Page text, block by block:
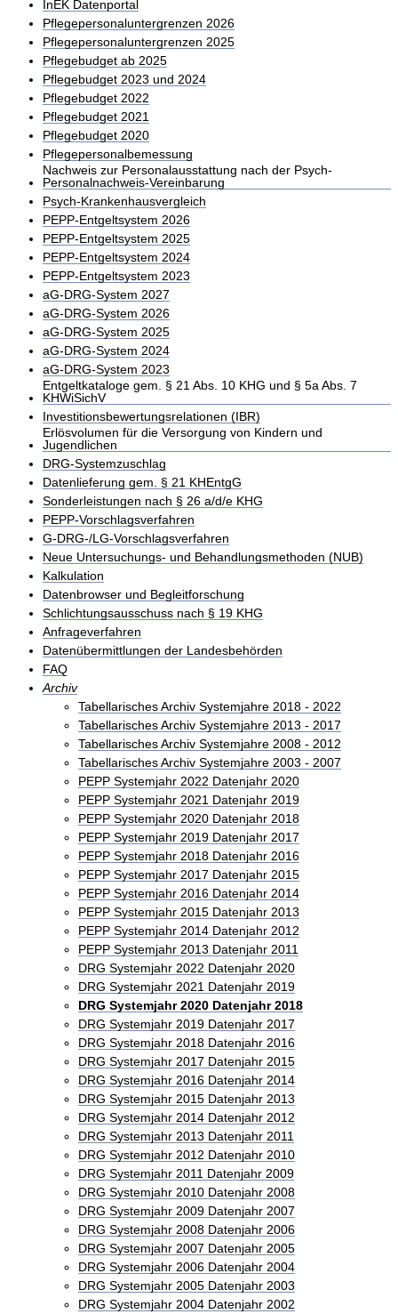
InEK Datenportal
Pflegepersonaluntergrenzen 2026
Pflegepersonaluntergrenzen 2025
Pflegebudget ab 2025
Pflegebudget 2023 und 2024
Pflegebudget 2022
Pflegebudget 2021
Pflegebudget 2020
Pflegepersonalbemessung
Nachweis zur Personalausstattung nach der Psych-
Personalnachweis-Vereinbarung
Psych-Krankenhausvergleich
PEPP-Entgeltsystem 2026
PEPP-Entgeltsystem 2025
PEPP-Entgeltsystem 2024
PEPP-Entgeltsystem 2023
aG-DRG-System 2027
aG-DRG-System 2026
aG-DRG-System 2025
aG-DRG-System 2024
aG-DRG-System 2023
Entgeltkataloge gem. § 21 Abs. 10 KHG und § 5a Abs. 7
KHWiSichV
Investitionsbewertungsrelationen (IBR)
Erlösvolumen für die Versorgung von Kindern und
Jugendlichen
DRG-Systemzuschlag
Datenlieferung gem. § 21 KHEntgG
Sonderleistungen nach § 26 a/d/e KHG
PEPP-Vorschlagsverfahren
G-DRG-/LG-Vorschlagsverfahren
Neue Untersuchungs- und Behandlungsmethoden (NUB)
Kalkulation
Datenbrowser und Begleitforschung
Schlichtungsausschuss nach § 19 KHG
Anfrageverfahren
Datenübermittlungen der Landesbehörden
FAQ
Archiv
Tabellarisches Archiv Systemjahre 2018 - 2022
Tabellarisches Archiv Systemjahre 2013 - 2017
Tabellarisches Archiv Systemjahre 2008 - 2012
Tabellarisches Archiv Systemjahre 2003 - 2007
PEPP Systemjahr 2022 Datenjahr 2020
PEPP Systemjahr 2021 Datenjahr 2019
PEPP Systemjahr 2020 Datenjahr 2018
PEPP Systemjahr 2019 Datenjahr 2017
PEPP Systemjahr 2018 Datenjahr 2016
PEPP Systemjahr 2017 Datenjahr 2015
PEPP Systemjahr 2016 Datenjahr 2014
PEPP Systemjahr 2015 Datenjahr 2013
PEPP Systemjahr 2014 Datenjahr 2012
PEPP Systemjahr 2013 Datenjahr 2011
DRG Systemjahr 2022 Datenjahr 2020
DRG Systemjahr 2021 Datenjahr 2019
DRG Systemjahr 2020 Datenjahr 2018
DRG Systemjahr 2019 Datenjahr 2017
DRG Systemjahr 2018 Datenjahr 2016
DRG Systemjahr 2017 Datenjahr 2015
DRG Systemjahr 2016 Datenjahr 2014
DRG Systemjahr 2015 Datenjahr 2013
DRG Systemjahr 2014 Datenjahr 2012
DRG Systemjahr 2013 Datenjahr 2011
DRG Systemjahr 2012 Datenjahr 2010
DRG Systemjahr 2011 Datenjahr 2009
DRG Systemjahr 2010 Datenjahr 2008
DRG Systemjahr 2009 Datenjahr 2007
DRG Systemjahr 2008 Datenjahr 2006
DRG Systemjahr 2007 Datenjahr 2005
DRG Systemjahr 2006 Datenjahr 2004
DRG Systemjahr 2005 Datenjahr 2003
DRG Systemjahr 2004 Datenjahr 2002